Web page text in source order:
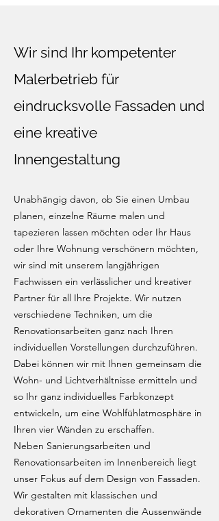
Wir sind Ihr kompetenter
Malerbetrieb für
eindrucksvolle Fassaden und
eine kreative
Innengestaltung
Unabhängig davon, ob Sie einen Umbau
planen, einzelne Räume malen und
tapezieren lassen möchten oder Ihr Haus
oder Ihre Wohnung verschönern möchten,
wir sind mit unserem langjährigen
Fachwissen ein verlässlicher und kreativer
Partner für all Ihre Projekte. Wir nutzen
verschiedene Techniken, um die
Renovationsarbeiten ganz nach Ihren
individuellen Vorstellungen durchzuführen.
Dabei können wir mit Ihnen gemeinsam die
Wohn- und Lichtverhältnisse ermitteln und
so Ihr ganz individuelles Farbkonzept
entwickeln, um eine Wohlfühlatmosphäre in
Ihren vier Wänden zu erschaffen.
Neben Sanierungsarbeiten und
Renovationsarbeiten im Innenbereich liegt
unser Fokus auf dem Design von Fassaden.
Wir gestalten mit klassischen und
dekorativen Ornamenten die Aussenwände